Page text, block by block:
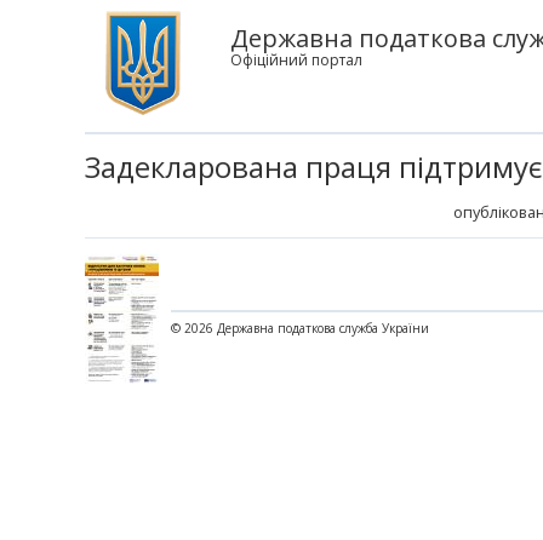
Державна податкова
Офіційний портал
Задекларована праця
© 2026 Державна податкова служба України